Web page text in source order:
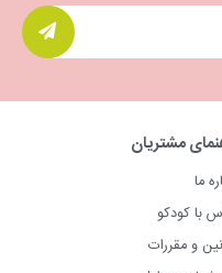
مشتریان
ما
با کودکو
و مقررات